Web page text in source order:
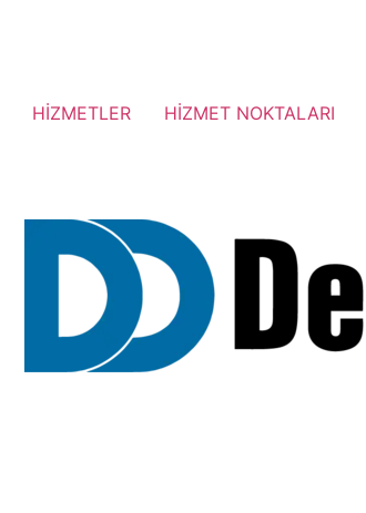
HİZMETLER HİZMET NOKTALARI